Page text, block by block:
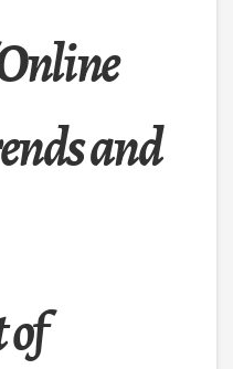
and